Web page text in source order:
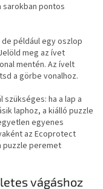
sarokban pontos
például egy oszlop
meg az ívet
mentén. Az ívelt
a görbe vonalhoz.
ha a lap a
laphoz, a kiálló puzzle
egyenes
az Ecoprotect
puzzle peremet
vágáshoz